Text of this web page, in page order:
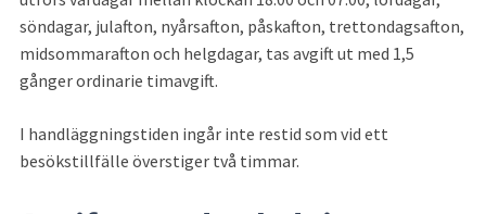
söndagar, julafton, nyårsafton, påskafton, trettondagsafton,
midsommarafton och helgdagar, tas avgift ut med 1,5
gånger ordinarie timavgift.
I handläggningstiden ingår inte restid som vid ett
besökstillfälle överstiger två timmar.